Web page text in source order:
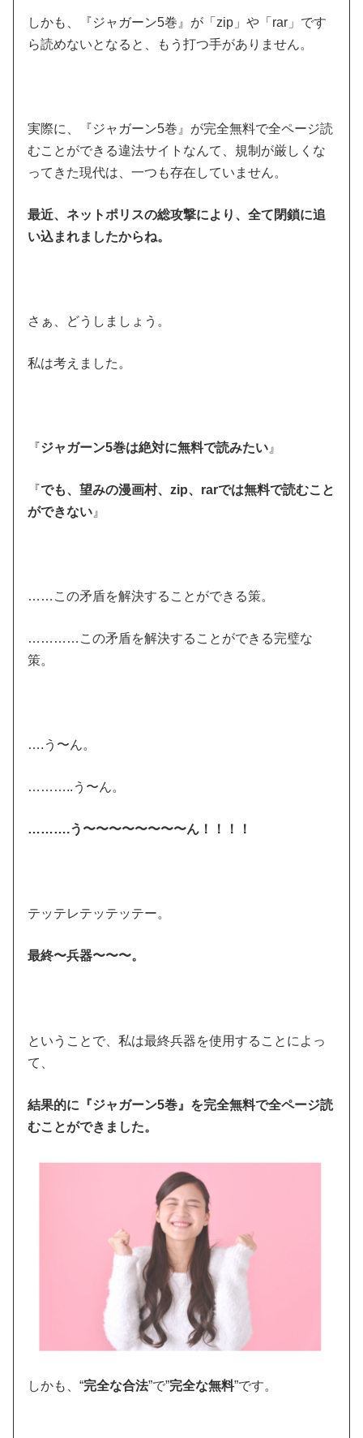
しかも、『ジャガーン5巻』が「zip」や「rar」です
ら読めないとなると、もう打つ手がありません。
実際に、『ジャガーン5巻』が完全無料で全ページ読
むことができる違法サイトなんて、規制が厳しくな
ってきた現代は、一つも存在していません。
最近、ネットポリスの総攻撃により、全て閉鎖に追
い込まれましたからね。
さぁ、どうしましょう。
私は考えました。
『ジャガーン5巻は絶対に無料で読みたい 』
『でも、望みの漫画村、zip、rarでは無料で読むこと
ができない 』
……この矛盾を解決することができる策。
…………この矛盾を解決することができる完璧な
策。
….う〜ん。
………..う〜ん。
……….う〜〜〜〜〜〜〜〜ん！！！！
テッテレテッテッテー。
最終〜兵器〜〜〜。
ということで、私は最終兵器を使用することによっ
て、
結果的に『ジャガーン5巻』を完全無料で全ページ読
むことができました。
しかも、“完全な合法”で”完全な無料”です。